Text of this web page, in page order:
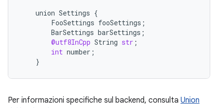
union Settings {
FooSettings fooSettings ;
BarSettings barSettings ;
@utf8InCpp String str ;
int number ;
}
Per informazioni specifiche sul backend, consulta Union